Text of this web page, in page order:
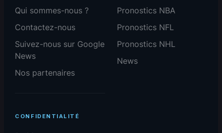
Qui sommes-nous ?
Contactez-nous
Suivez-nous sur Google
News
Nos partenaires
Pronostics NBA
Pronostics NFL
Pronostics NHL
News
CONFIDENTIALITÉ